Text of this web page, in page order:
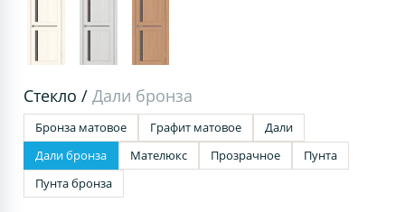
Стекло /Дали бронза
Бронза матовое Графит матовое
Дали
Дали бронза
Мателюкс Прозрачное
Пунта
Пунта бронза